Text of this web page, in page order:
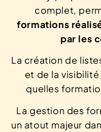
complet,
formations
par les
La création de
et de la
quelles
La gestion des
un atout majeur